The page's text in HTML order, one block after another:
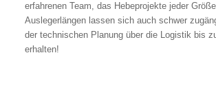
erfahrenen Team, das Hebeprojekte jeder
Auslegerlängen lassen sich auch schwer
der technischen Planung über die Logistik bis
erhalten!